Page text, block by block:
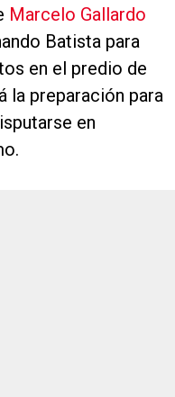
Marcelo Gallardo
Batista para
en el predio de
la preparación para
en